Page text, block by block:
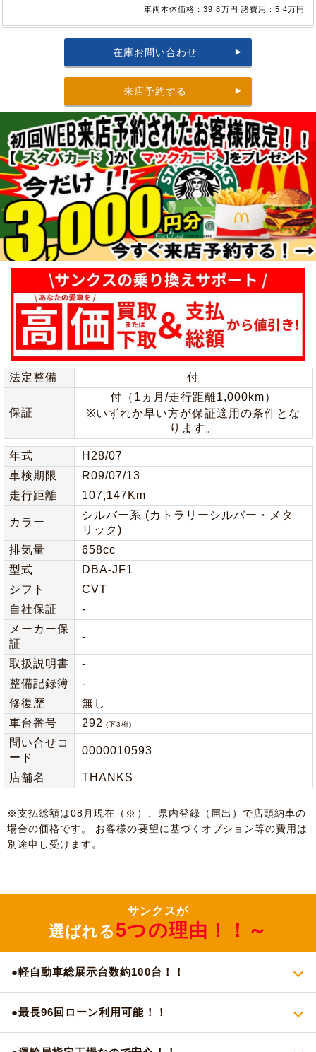
車両本体価格：39.8万円 諸費用：5.4万円
在庫お問い合わせ
来店予約する
法定整備 付
保証
付（1ヵ月/走行距離1,000km）
※いずれか早い方が保証適用の条件とな
ります。
年式
H28/07
車検期限
R09/07/13
走行距離
107,147Km
カラー
シルバー系 (カトラリーシルバー・メタ
リック)
排気量
658cc
型式
DBA-JF1
シフト
CVT
自社保証
-
メーカー保
証
-
取扱説明書
-
整備記録簿
-
修復歴
無し
車台番号
292 (下3桁)
問い合せコ
ード
0000010593
店舗名 THANKS
※⽀払総額は08⽉現在（※）、県内登録（届出）で店頭納⾞の
場合の価格です。 お客様の要望に基づくオプション等の費⽤は
別途申し受けます。
サンクスが
選ばれる 5つの理由！！～
●軽自動車総展示台数約100台！！
●最長96回ローン利用可能！！